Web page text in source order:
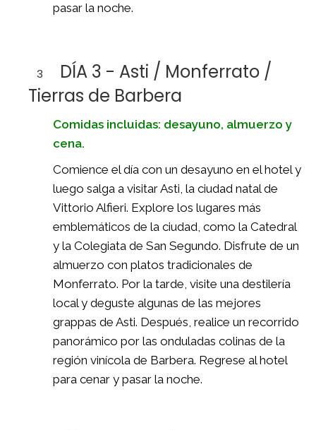
pasar la noche.
3
DÍA 3 - Asti / Monferrato /
Tierras de Barbera
Comidas incluidas: desayuno, almuerzo y
cena.
Comience el día con un desayuno en el hotel y
luego salga a visitar Asti, la ciudad natal de
Vittorio Alfieri. Explore los lugares más
emblemáticos de la ciudad, como la Catedral
y la Colegiata de San Segundo. Disfrute de un
almuerzo con platos tradicionales de
Monferrato. Por la tarde, visite una destilería
local y deguste algunas de las mejores
grappas de Asti. Después, realice un recorrido
panorámico por las onduladas colinas de la
región vinícola de Barbera. Regrese al hotel
para cenar y pasar la noche.